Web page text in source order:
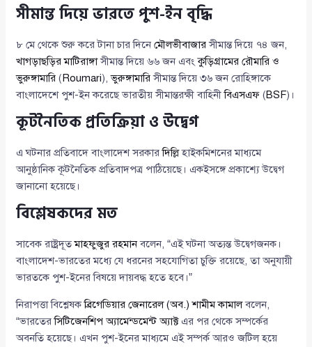
সীমান্ত দিয়ে ভারতে পুশ-ইন বৃদ্ধি
৮ মে থেকে শুরু করে টানা চার দিনেমৌলভীবাজারসীমান্ত দিয়ে ৭৪ জন,
খাগড়াছড়ির মাটিরাঙ্গাসীমান্ত দিয়ে ৬৬ জন এবংকুড়িগ্রামের রৌমারি ও
ভুরুঙ্গামারি (Roumari),ভুরুঙ্গামারিসীমান্ত দিয়ে ৩৬ জন রোহিঙ্গাকে
বাংলাদেশে পুশ-ইন করেছে ভারতীয় সীমান্তরক্ষী বাহিনীবিএসএফ (BSF)।
কূটনৈতিক প্রতিক্রিয়া ও উদ্বেগ
এ ঘটনার প্রতিবাদে বাংলাদেশ সরকারদিল্লিহাইকমিশনের মাধ্যমে
আনুষ্ঠানিক কূটনৈতিক প্রতিবাদপত্র পাঠিয়েছে। একইসঙ্গে প্রকাশ্যে উদ্বেগ
জানানো হয়েছে।
বিশ্লেষকদের মত
সাবেক রাষ্ট্রদূতমাহফুজুর রহমানবলেন, “এই ঘটনা অত্যন্ত উদ্বেগজনক।
বাংলাদেশ-ভারতের মধ্যে যে ধরনের সহযোগিতা চুক্তি রয়েছে, তা অনুযায়ী
ভারতকে পুশ-ইনের বিষয়ে দায়বদ্ধ হতে হবে।”
নিরাপত্তা বিশ্লেষকব্রিগেডিয়ার জেনারেল (অব.) শামীম কামালবলেন,
“ভারতেরসিটিজেনশিপ অ্যামেন্ডমেন্ট অ্যাক্টএর পর থেকে সম্পর্কের
অবনতি হয়েছে। এখন পুশ-ইনের মাধ্যমে এই সম্পর্ক আরও জটিল হয়ে